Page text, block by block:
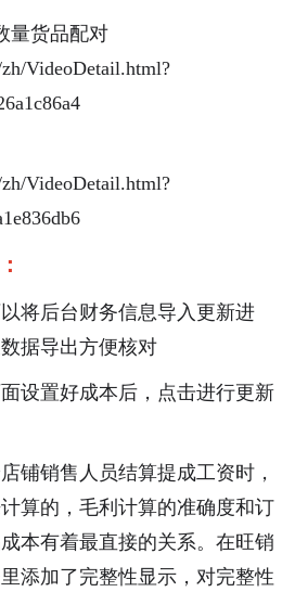
量货品配对
VideoDetail.html?
VideoDetail.html?
将后台财务信息导入更新进
据导出方便核对
设置好成本后，点击进行更新
铺销售人员结算提成工资时，
算的，毛利计算的准确度和订
本有着最直接的关系。在旺销
添加了完整性显示，对完整性